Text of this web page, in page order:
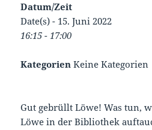
Datum/Zeit
Date(s) - 15. Juni 2022
16:15 - 17:00
Kategorien Keine Kategorien
Gut gebrüllt Löwe! Was tun,
Löwe in der Bibliothek